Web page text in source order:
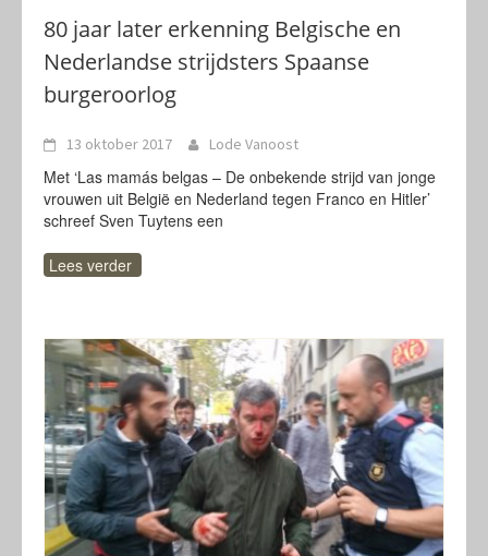
80 jaar later erkenning Belgische en
Nederlandse strijdsters Spaanse
burgeroorlog
13 oktober 2017 Lode Vanoost
Met ‘Las mamás belgas – De onbekende strijd van jonge
vrouwen uit België en Nederland tegen Franco en Hitler’
schreef Sven Tuytens een
Lees verder